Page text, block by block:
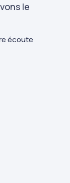
le
écoute